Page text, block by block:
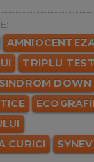
TRIPLU TEST
SINDROM DOWN
CURICI